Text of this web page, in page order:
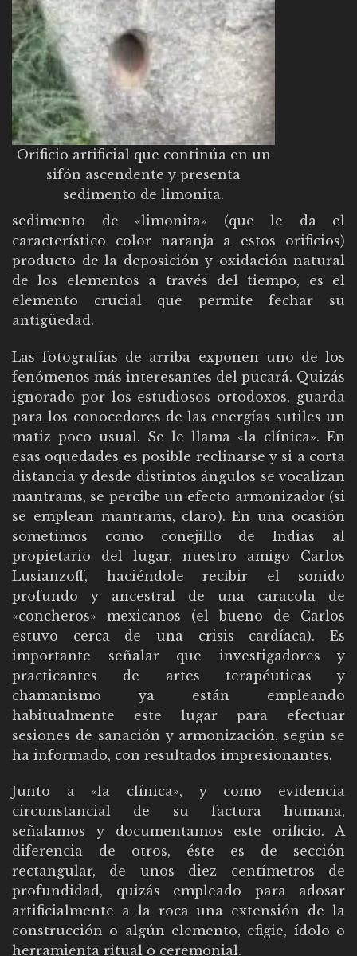
Orificio artificial que continúa en un
sifón ascendente y presenta
sedimento de limonita.
sedimento de «limonita» (que le da el
característico color naranja a estos orificios)
producto de la deposición y oxidación natural
de los elementos a través del tiempo, es el
elemento crucial que permite fechar su
antigüedad.
Las fotografías de arriba exponen uno de los
fenómenos más interesantes del pucará. Quizás
ignorado por los estudiosos ortodoxos, guarda
para los conocedores de las energías sutiles un
matiz poco usual. Se le llama «la clínica». En
esas oquedades es posible reclinarse y si a corta
distancia y desde distintos ángulos se vocalizan
mantrams, se percibe un efecto armonizador (si
se emplean mantrams, claro). En una ocasión
sometimos como conejillo de Indias al
propietario del lugar, nuestro amigo Carlos
Lusianzoff, haciéndole recibir el sonido
profundo y ancestral de una caracola de
«concheros» mexicanos (el bueno de Carlos
estuvo cerca de una crisis cardíaca). Es
importante señalar que investigadores y
practicantes de artes terapéuticas y
chamanismo ya están empleando
habitualmente este lugar para efectuar
sesiones de sanación y armonización, según se
ha informado, con resultados impresionantes.
Junto a «la clínica», y como evidencia
circunstancial de su factura humana,
señalamos y documentamos este orificio. A
diferencia de otros, éste es de sección
rectangular, de unos diez centímetros de
profundidad, quizás empleado para adosar
artificialmente a la roca una extensión de la
construcción o algún elemento, efigie, ídolo o
herramienta ritual o ceremonial.